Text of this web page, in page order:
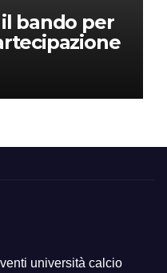
bando per
università calcio